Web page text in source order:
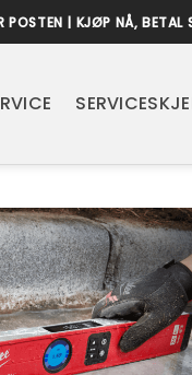
POSTEN | KJØP NÅ, BETAL